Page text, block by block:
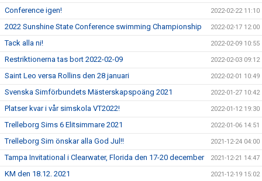
Conference igen! 2022-02-22 11:10
2022 Sunshine State Conference swimming Championship 2022-02-17 12:00
Tack alla ni! 2022-02-09 10:55
Restriktionerna tas bort 2022-02-09 2022-02-03 09:12
Saint Leo versa Rollins den 28 januari 2022-02-01 10:49
Svenska Simförbundets Mästerskapspoäng 2021 2022-01-27 10:42
Platser kvar i vår simskola VT2022! 2022-01-12 19:30
Trelleborg Sims 6 Elitsimmare 2021 2022-01-06 14:51
Trelleborg Sim önskar alla God Jul!! 2021-12-24 04:00
Tampa Invitational i Clearwater, Florida den 17-20 december 2021-12-21 14:47
KM den 18.12. 2021 2021-12-19 15:02